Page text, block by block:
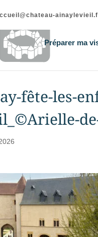
Préparer ma
fête-les-